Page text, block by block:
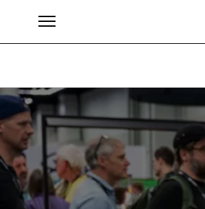
Brands